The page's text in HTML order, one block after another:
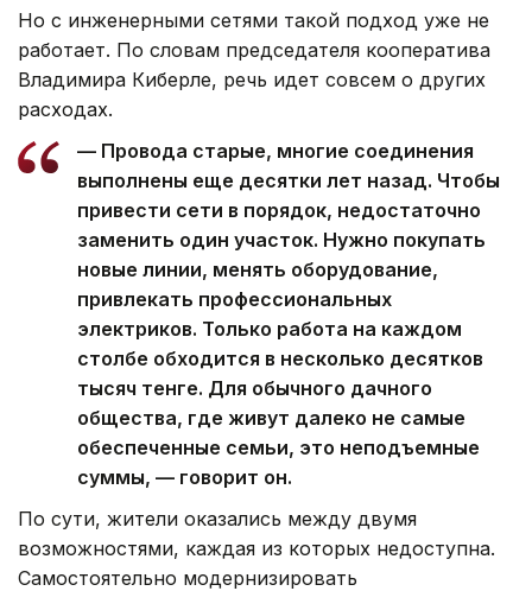
Но с инженерными сетями такой подход уже не
работает. По словам председателя кооператива
Владимира Киберле, речь идет совсем о других
расходах.
— Провода старые, многие соединения
выполнены еще десятки лет назад. Чтобы
привести сети в порядок, недостаточно
заменить один участок. Нужно покупать
новые линии, менять оборудование,
привлекать профессиональных
электриков. Только работа на каждом
столбе обходится в несколько десятков
тысяч тенге. Для обычного дачного
общества, где живут далеко не самые
обеспеченные семьи, это неподъемные
суммы, — говорит он.
По сути, жители оказались между двумя
возможностями, каждая из которых недоступна.
Самостоятельно модернизировать